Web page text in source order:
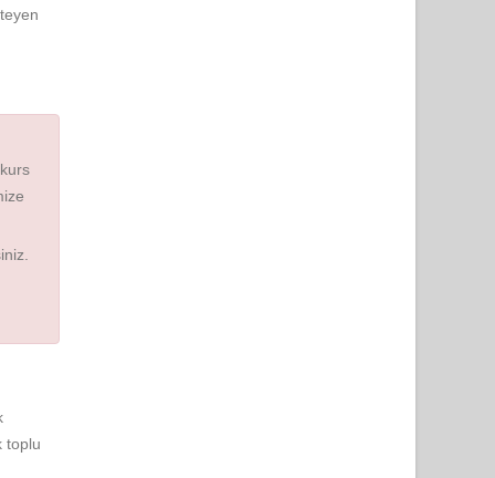
toplu